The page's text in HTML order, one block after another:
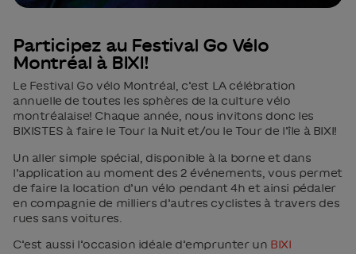
Participez au Festival Go Vélo
Montréal à BIXI!
Le Festival Go vélo Montréal, c’est LA célébration
annuelle de toutes les sphères de la culture vélo
montréalaise! Chaque année, nous invitons donc les
BIXISTES à faire le Tour la Nuit et/ou le Tour de l’île à BIXI!
Un aller simple spécial, disponible à la borne et dans
l’application au moment des 2 événements, vous permet
de faire la location d’un vélo pendant 4h et ainsi pédaler
en compagnie de milliers d’autres cyclistes à travers des
rues sans voitures.
C’est aussi l’occasion idéale d’emprunter un BIXI